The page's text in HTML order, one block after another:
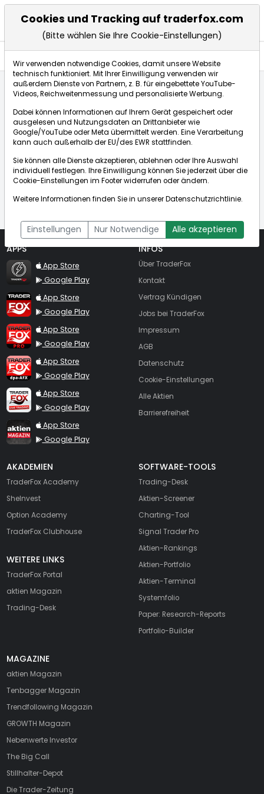
Nachrichten
Das Wertpapier konnte nicht gefunden
werden!
APPS
TraderFox Flash
App Store
Google Play
TraderFox App
App Store
Google Play
TraderFox Pro
App Store
Google Play
TraderFox dpa-AFX ProFeed
App Store
Google Play
TraderFox Live Trading
App Store
Google Play
TraderFox aktien Magazin
App Store
Google Play
INFOS
Über TraderFox
Kontakt
Vertrag Kündigen
Jobs bei TraderFox
Impressum
AGB
Datenschutz
Cookie-Einstellungen
Alle Aktien
Barrierefreiheit
AKADEMIEN
TraderFox Academy
SheInvest
Option Academy
TraderFox Clubhouse
WEITERE LINKS
TraderFox Portal
aktien Magazin
Trading-Desk
SOFTWARE-TOOLS
Trading-Desk
Aktien-Screener
Charting-Tool
Signal Trader Pro
Aktien-Rankings
Aktien-Portfolio
Aktien-Terminal
Systemfolio
Paper: Research-Reports
Portfolio-Builder
MAGAZINE
aktien Magazin
Tenbagger Magazin
Trendfollowing Magazin
GROWTH Magazin
Nebenwerte Investor
The Big Call
Stillhalter-Depot
Die Trader-Zeitung
Cookies und Tracking auf traderfox.com
(Bitte wählen Sie Ihre Cookie-Einstellungen)
Wir verwenden notwendige Cookies, damit unsere Website
technisch funktioniert. Mit Ihrer Einwilligung verwenden wir
außerdem Dienste von Partnern, z. B. für eingebettete YouTube-
Videos, Reichweitenmessung und personalisierte Werbung.
Dabei können Informationen auf Ihrem Gerät gespeichert oder
ausgelesen und Nutzungsdaten an Drittanbieter wie
Google/YouTube oder Meta übermittelt werden. Eine Verarbeitung
kann auch außerhalb der EU/des EWR stattfinden.
Sie können alle Dienste akzeptieren, ablehnen oder Ihre Auswahl
individuell festlegen. Ihre Einwilligung können Sie jederzeit über die
Cookie-Einstellungen im Footer widerrufen oder ändern.
Weitere Informationen finden Sie in unsererDatenschutzrichtlinie.
Einstellungen Nur Notwendige Alle akzeptieren